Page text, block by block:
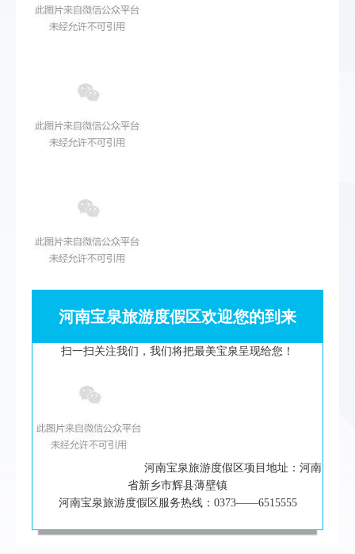
河南宝泉旅游度假区欢迎您的到来
扫一扫关注我们，我们将把最美宝泉呈现给您！
河南宝泉旅游度假区项目地址：河南
省新乡市辉县薄壁镇
河南宝泉旅游度假区服务热线：0373——6515555